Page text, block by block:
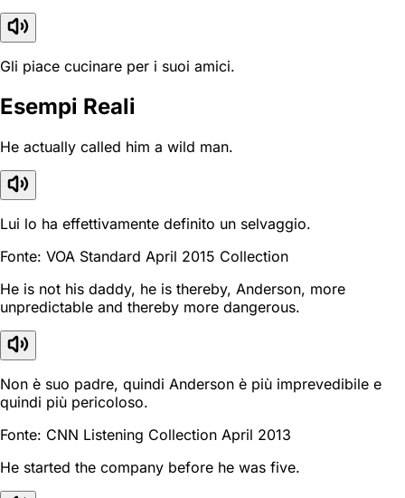
Gli piace cucinare per i suoi amici.
Esempi Reali
He actually called him a wild man.
Lui lo ha effettivamente definito un selvaggio.
Fonte: VOA Standard April 2015 Collection
He is not his daddy, he is thereby, Anderson, more
unpredictable and thereby more dangerous.
Non è suo padre, quindi Anderson è più imprevedibile e
quindi più pericoloso.
Fonte: CNN Listening Collection April 2013
He started the company before he was five.